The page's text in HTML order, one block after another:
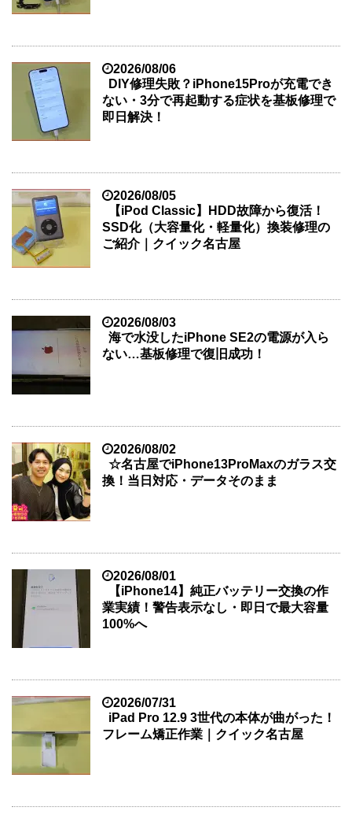
2026/08/06
DIY修理失敗？iPhone15Proが充電でき
ない・3分で再起動する症状を基板修理で
即日解決！
2026/08/05
【iPod Classic】HDD故障から復活！
SSD化（大容量化・軽量化）換装修理の
ご紹介｜クイック名古屋
2026/08/03
海で水没したiPhone SE2の電源が入ら
ない…基板修理で復旧成功！
2026/08/02
☆名古屋でiPhone13ProMaxのガラス交
換！当日対応・データそのまま
2026/08/01
【iPhone14】純正バッテリー交換の作
業実績！警告表示なし・即日で最大容量
100%へ
2026/07/31
iPad Pro 12.9 3世代の本体が曲がった！
フレーム矯正作業｜クイック名古屋